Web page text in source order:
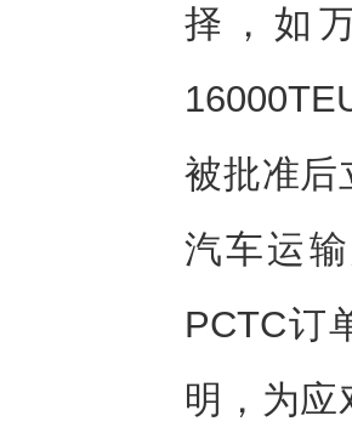
择，如
被批准后
汽车运
PCTC订
明，为